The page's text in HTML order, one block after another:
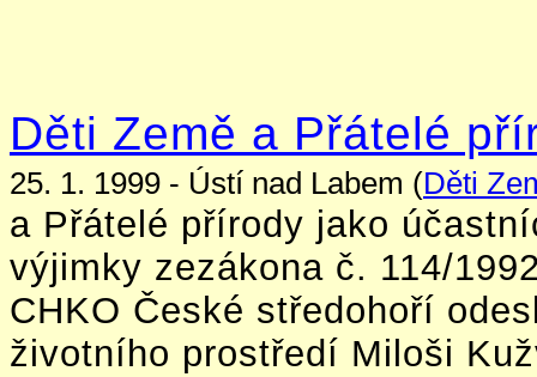
Děti Země a Přátelé
25. 1. 1999 - Ústí nad Labem (Děti
a Přátelé přírody jako
výjimky zezákona č. 114/
CHKO České středohoří
životního prostředí Miloši